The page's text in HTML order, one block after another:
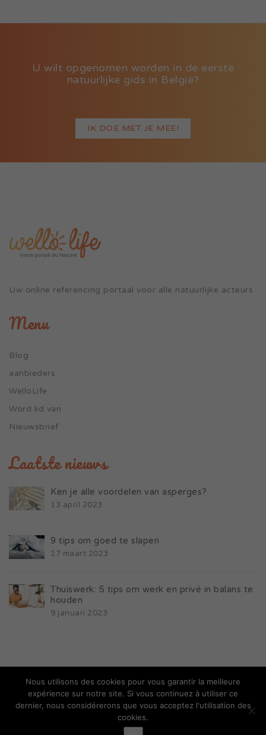
U wilt opgenomen worden in de eerste
natuurlijke gids in België?
IK DOE MET JE MEE!
Uw online referencing portaal voor alle natuurlijke acteurs
Menu
Blog
aanbieders
WelloLife
Word lid van
Nieuwsbrief
Laatste nieuws
Ken je alle voordelen van asperges?
13 april 2023
9 tips om goed te slapen
17 maart 2023
Thuiswerk: 5 tips om werk en privé in balans te
houden
9 januari 2023
Copyright Wello Life
Nous utilisons des cookies pour vous garantir la meilleure
expérience sur notre site. Si vous continuez à utiliser ce
dernier, nous considérerons que vous acceptez l'utilisation des
cookies.